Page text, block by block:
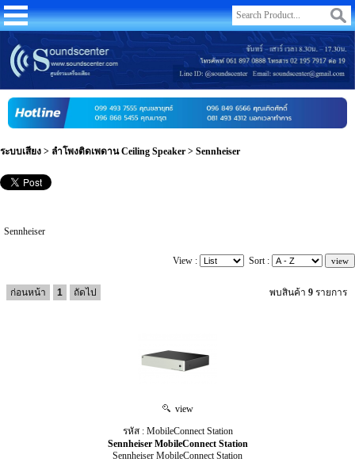
ระบบเสียง > ลำโพงติดเพดาน Ceiling Speaker > Sennheiser
Sennheiser
View : Sort :
ก่อนหน้า 1 ถัดไป พบสินค้า 9 รายการ
view
รหัส : MobileConnect Station
Sennheiser MobileConnect Station
Sennheiser MobileConnect Station